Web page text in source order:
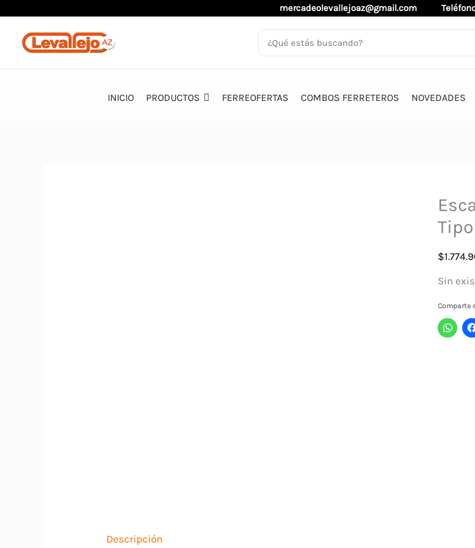
contenido
mercadeolevallejoaz@gmail.com
INICIO PRODUCTOS FERREOFERTAS COMBOS FERRETEROS NOVEDADES
$
Sin
Comparte
Descripción